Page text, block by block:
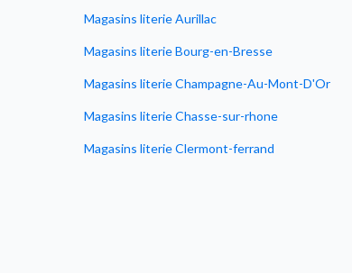
Magasins literie Aurillac
Magasins literie Bourg-en-Bresse
Magasins literie Champagne-Au-Mont-D'Or
Magasins literie Chasse-sur-rhone
Magasins literie Clermont-ferrand